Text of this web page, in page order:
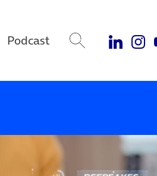
Podcast